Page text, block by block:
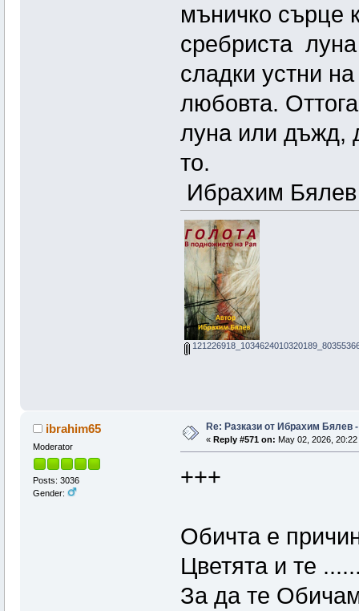
мъничко сърце
сребриста
сладки устни
любовта.
луна или дъжд,
то.
Ибрахим Бялев
ibrahim65
Moderator
Posts: 3036
Gender:
Re: Pазкази от Ибрахим Бялев
« Reply #571 on: May 02, 2026, 20:22
+++
Обичта е
Цветята и те
За да те